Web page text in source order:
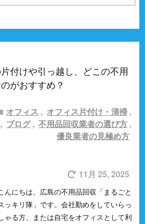
付けや引っ越し、どこの不用
がおすすめ？
オフィス , オフィス片付け・清掃 ,
, ブログ , 不用品回収業者の選び方 ,
優良業者の見極め方
11月 25, 2025
んにちは、広島の不用品回収「まるごと
ッキリ隊」です。 会社勤めをしていらっ
ゃる方、または自宅をオフィスとして利